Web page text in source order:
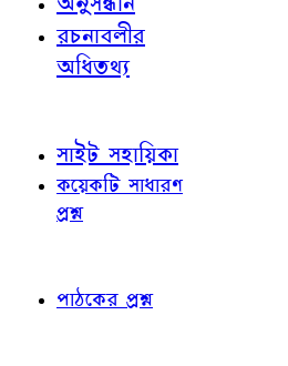
রচনাবলীর
অধিতথ্য
সাইট সহায়িকা
কয়েকটি সাধারণ
প্রশ্ন
পাঠকের প্রশ্ন